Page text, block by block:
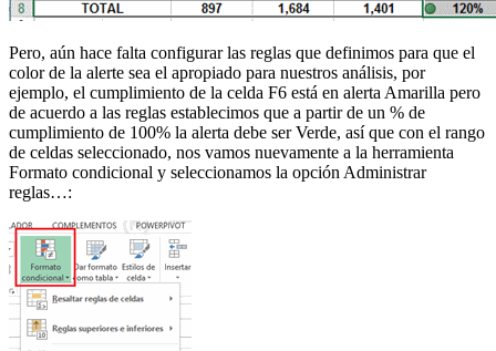
Pero, aún hace falta configurar las reglas que definimos para que el
color de la alerte sea el apropiado para nuestros análisis, por
ejemplo, el cumplimiento de la celda F6 está en alerta Amarilla pero
de acuerdo a las reglas establecimos que a partir de un % de
cumplimiento de 100% la alerta debe ser Verde, así que con el rango
de celdas seleccionado, nos vamos nuevamente a la herramienta
Formato condicional y seleccionamos la opción Administrar
reglas…: